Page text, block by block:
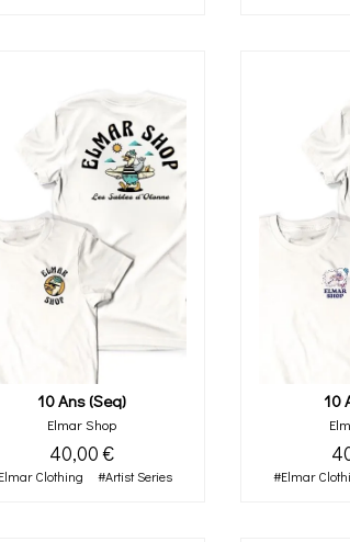
10 Ans (seq)
Elmar Shop
40,00 €
Clothing #Artist Series
10
#Elmar